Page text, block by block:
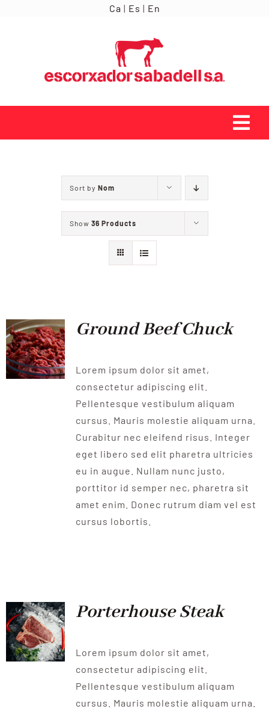
Ca | Es | En
NOTICIES
CONTACTE
Sort by Nom
Show 36 Products
Ground Beef Chuck
Lorem ipsum dolor sit amet,
consectetur adipiscing elit.
Pellentesque vestibulum aliquam
cursus. Mauris molestie aliquam urna.
Curabitur nec eleifend risus. Integer
eget libero sed elit pharetra ultricies
eu in augue. Nullam nunc justo,
porttitor id semper nec, pharetra sit
amet enim. Donec rutrum diam vel est
cursus lobortis.
Porterhouse Steak
Lorem ipsum dolor sit amet,
consectetur adipiscing elit.
Pellentesque vestibulum aliquam
cursus. Mauris molestie aliquam urna.